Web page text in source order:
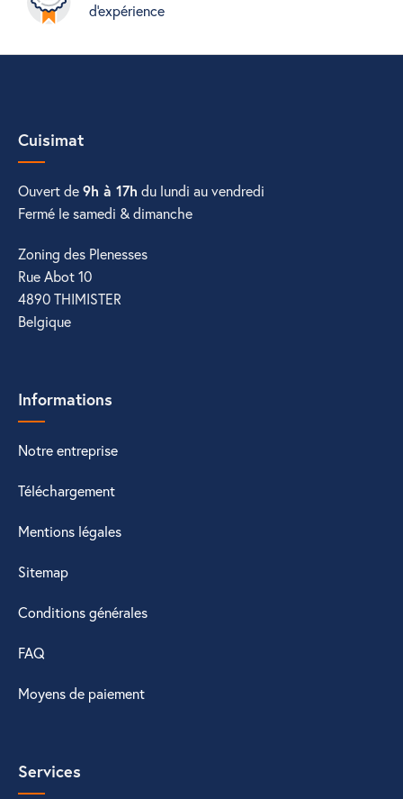
d'expérience
Cuisimat
Ouvert de9h à 17h du lundi au vendredi
Fermé le samedi & dimanche
Zoning des Plenesses
Rue Abot 10
4890 THIMISTER
Belgique
Informations
Notre entreprise
Téléchargement
Mentions légales
Sitemap
Conditions générales
FAQ
Moyens de paiement
Services